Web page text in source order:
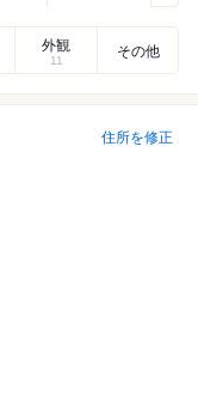
外観
11
その他
住所を修正